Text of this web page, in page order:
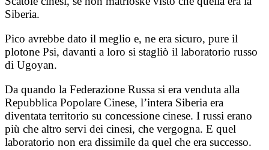
Siberia.
Pico avrebbe dato il meglio e, ne era sicuro, pure il
plotone Psi, davanti a loro si stagliò il laboratorio russo
di Ugoyan.
Da quando la Federazione Russa si era venduta alla
Repubblica Popolare Cinese, l’intera Siberia era
diventata territorio su concessione cinese. I russi erano
più che altro servi dei cinesi, che vergogna. E quel
laboratorio non era dissimile da quel che era successo.